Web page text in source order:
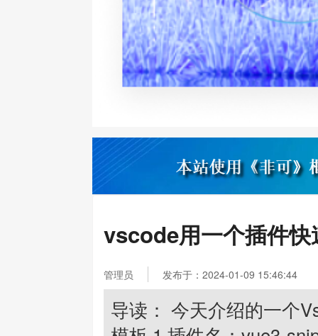
vscode用一个插件
管理员 发布于：2024-01-09 15:46:44
导读： 今天介绍的一个